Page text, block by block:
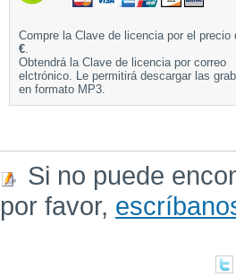
Compre la Clave de licencia por el precio
€.
Obtendrá la Clave de licencia por correo
elctrónico. Le permitirá descargar las
en formato MP3.
Si no puede
por favor,